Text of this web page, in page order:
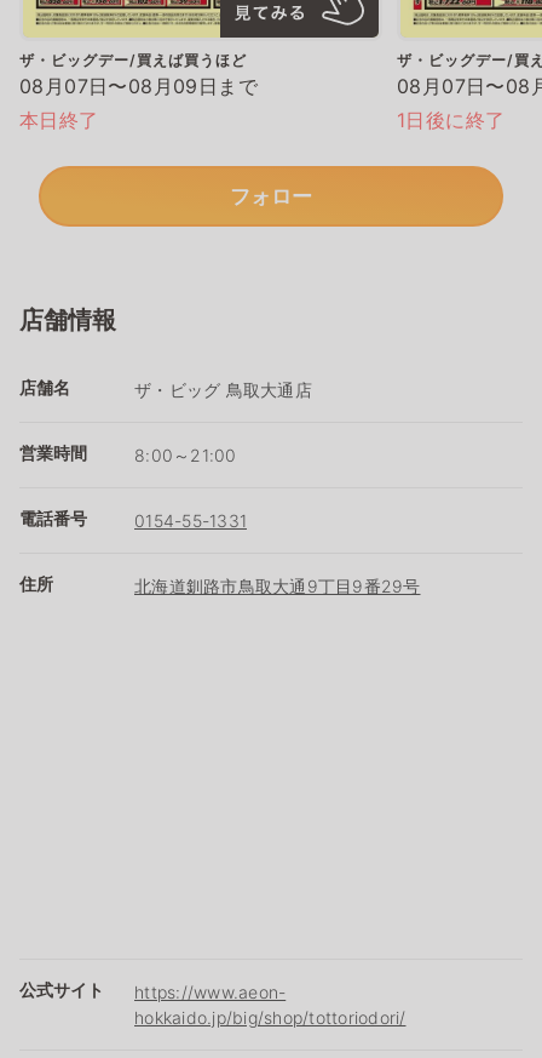
ザ・ビッグデー/買えば買うほど
08月07日〜08月09日まで
本日終了
ザ・ビッグデー/買
08月07日〜08
1日後に終了
フォロー
店舗情報
店舗名 ザ・ビッグ 鳥取大通店
営業時間 8:00～21:00
電話番号 0154-55-1331
住所 北海道釧路市鳥取大通9丁目9番29号
公式サイト
https://www.aeon-
hokkaido.jp/big/shop/tottoriodori/